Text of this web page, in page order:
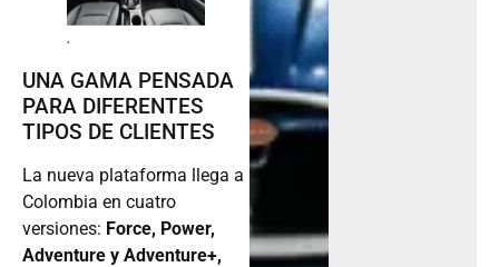
.
UNA GAMA PENSADA
PARA DIFERENTES
TIPOS DE CLIENTES
La nueva plataforma llega a
Colombia en cuatro
versiones: Force, Power,
Adventure y Adventure+,